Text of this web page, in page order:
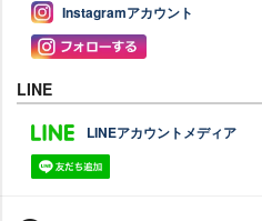
Instagramアカウント
LINE
LINEアカウントメディア